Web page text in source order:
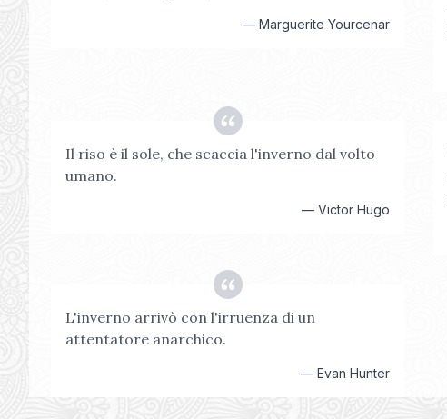
—Marguerite Yourcenar
Il riso è il sole, che scaccia l'inverno dal volto
umano.
—Victor Hugo
L'inverno arrivò con l'irruenza di un
attentatore anarchico.
—Evan Hunter